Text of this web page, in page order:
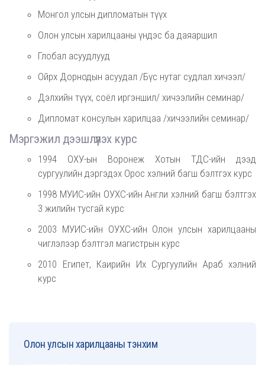
Олон улсын харилцааны тэнхим
Монгол улсын дипломатын түүх
Олон улсын харилцааны үндэс ба даяаршил
Глобал асуудлууд
Ойрх Дорнодын асуудал /Бүс нутаг судлал хичээл/
Дэлхийн түүх, соёл иргэншил/ хичээлийн семинар/
Дипломат консулын харилцаа /хичээлийн семинар/
Мэргэжил дээшлүүлэх курс
1994 ОХУ-ын Воронеж Хотын ТДС-ийн дээд
сургуулийн дэргэдэх Орос хэлний багш бэлтгэх курс
1998 МУИС-ийн ОУХС-ийн Англи хэлний багш бэлтгэх
3 жилийн тусгай курс
2003 МУИС-ийн ОУХС-ийн Олон улсын харилцааны
чиглэлээр бэлтгэл магистрын курс
2010 Египет, Каирийн Их Сургуулийн Араб хэлний
курс